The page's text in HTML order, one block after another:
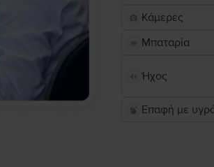
Κάμερες
Μπαταρία
Ήχος
Επαφή με